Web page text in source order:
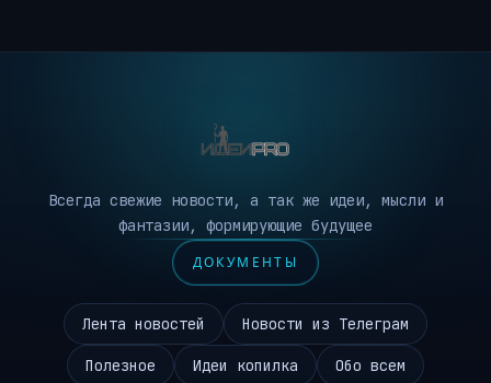
Всегда свежие новости, а так же идеи, мысли и
фантазии, формирующие будущее
ДОКУМЕНТЫ
Лента новостей Новости из Телеграм
Полезное Идеи копилка Обо всем